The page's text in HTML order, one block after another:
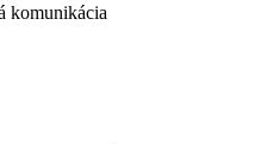
komunikácia